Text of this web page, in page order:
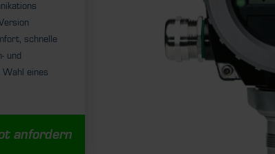
schnelle
und
eines
anfordern